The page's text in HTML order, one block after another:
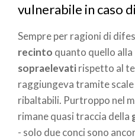
vulnerabile in caso
Sempre per ragioni di
recinto quanto quello alla
sopraelevatirispetto al
raggiungeva tramite
ribaltabili. Purtroppo nel
rimane quasi traccia della
- solo due conci sono